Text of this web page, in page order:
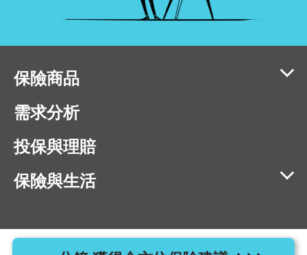
保險商品
需求分析
投保與理賠
保險與生活